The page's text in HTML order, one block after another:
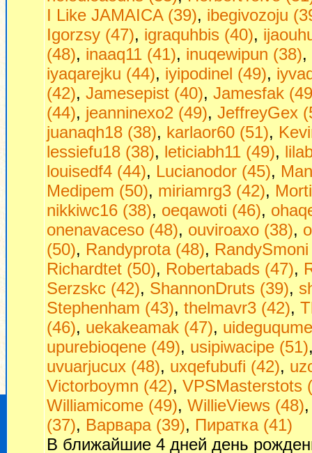
I Like JAMAICA (39), ibegivozoju
Igorzsy (47), igraquhbis (40),
(48), inaaq11 (41), inuqewipun (38),
iyaqarejku (44), iyipodinel (49),
(42), Jamesepist (40), Jamesfak
(44), jeanninexo2 (49), JeffreyGex
juanaqh18 (38), karlaor60 (51),
lessiefu18 (38), leticiabh11 (49),
louisedf4 (44), Lucianodor (45),
Medipem (50), miriamrg3 (42),
nikkiwc16 (38), oeqawoti (46),
onenavaceso (48), ouviroaxo (38),
(50), Randyprota (48),
Richardtet (50), Robertabads (47),
Serzskc (42), ShannonDruts (39),
Stephenham (43), thelmavr3 (42),
(46), uekakeamak (47),
upurebioqene (49), usipiwacipe (51)
uvuarjucux (48), uxqefubufi (42),
Victorboymn (42), VPSMasterstots
Williamicome (49), WillieViews (48)
(37), Варвара (39), Пиратка (41)
В ближайшие 4 дней день